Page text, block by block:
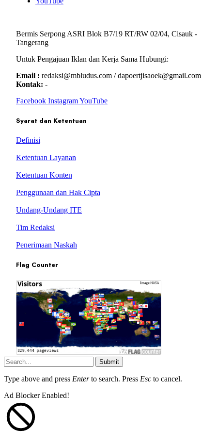
Bermis Serpong ASRI Blok B7/19 RT/RW 02/04, Cisauk -
Tangerang
Untuk Pengajuan Iklan dan Kerja Sama Hubungi:
Email : redaksi@mbludus.com / dapoertjisaoek@gmail.com
Kontak: -
Facebook InstagramYouTube
Syarat dan Ketentuan
Definisi
Ketentuan Layanan
Ketentuan Konten
Penggunaan dan Hak Cipta
Undang-Undang ITE
Tim Redaksi
Penerimaan Naskah
Flag Counter
Submit
Type above and press Enterto search. Press Esc to cancel.
Ad Blocker Enabled!